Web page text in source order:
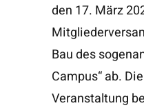
den 17. März
Bau des
Campus“ ab.
Veranstaltung